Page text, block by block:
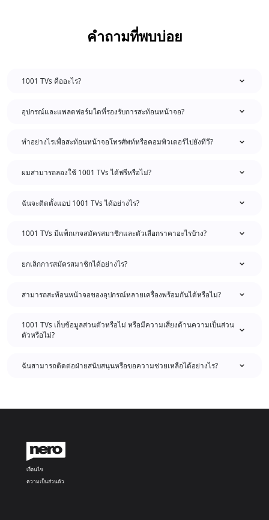
คำถามที่พบบ่อย
1001 TVs คืออะไร?
อุปกรณ์และแพลตฟอร์มใดที่รองรับการสะท้อนหน้าจอ?
ทำอย่างไรเพื่อสะท้อนหน้าจอโทรศัพท์หรือคอมพิวเตอร์ไปยังทีวี?
ผมสามารถลองใช้ 1001 TVs ได้ฟรีหรือไม่?
ฉันจะติดตั้งแอป 1001 TVs ได้อย่างไร?
1001 TVs มีแพ็กเกจสมัครสมาชิกและตัวเลือกราคาอะไรบ้าง?
ยกเลิกการสมัครสมาชิกได้อย่างไร?
สามารถสะท้อนหน้าจอของอุปกรณ์หลายเครื่องพร้อมกันได้หรือไม่?
1001 TVs เก็บข้อมูลส่วนตัวหรือไม่ หรือมีความเสี่ยงด้านความเป็นส่วน
ตัวหรือไม่?
ฉันสามารถติดต่อฝ่ายสนับสนุนหรือขอความช่วยเหลือได้อย่างไร?
เงื่อนไข
ความเป็นส่วนตัว